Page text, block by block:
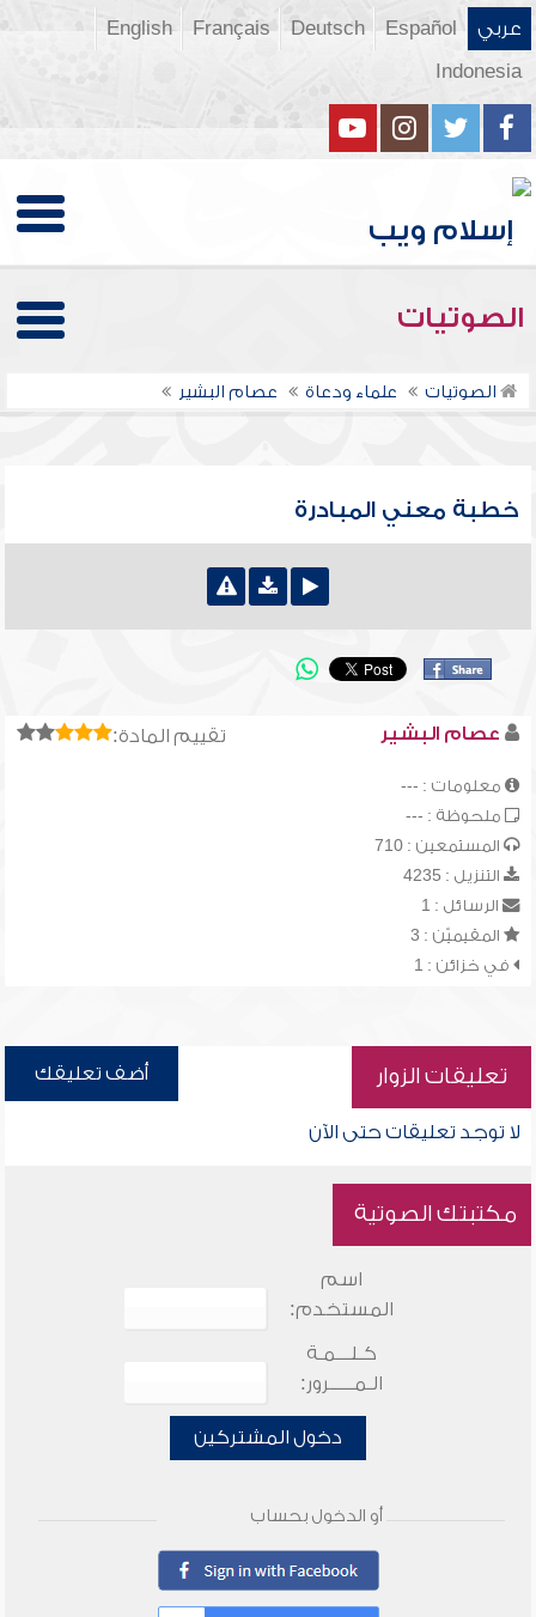
عربي Español
Deutsch
Français
English
Indonesia
الصوتيات
الصوتيات علماء ودعاة عصام البشير
خطبة معني المبادرة
تقييم المادة: عصام البشير
معلومات : ---
ملحوظة : ---
المستمعين : 710
التنزيل : 4235
الرسائل : 1
المقيميّن : 3
في خزائن : 1
تعليقات الزوار أضف تعليقك
لا توجد تعليقات حتى الآن
مكتبتك الصوتية
اسم
المستخدم:
كـلـــمـة
الـمـــــرور:
دخول المشتركين
أو الدخول بحساب